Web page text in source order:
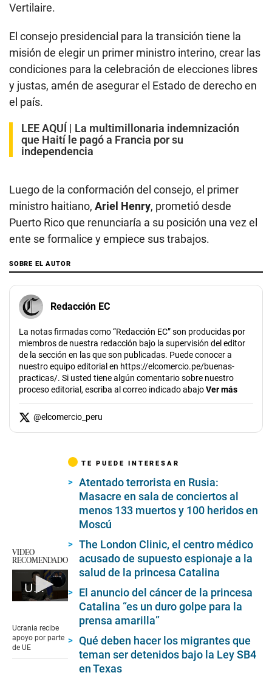
Vertilaire.
El consejo presidencial para la transición tiene la
misión de elegir un primer ministro interino, crear las
condiciones para la celebración de elecciones libres
y justas, amén de asegurar el Estado de derecho en
el país.
LEE AQUÍ | La multimillonaria indemnización
que Haití le pagó a Francia por su
independencia
Luego de la conformación del consejo, el primer
ministro haitiano, Ariel Henry, prometió desde
Puerto Rico que renunciaría a su posición una vez el
ente se formalice y empiece sus trabajos.
SOBRE EL AUTOR
Redacción EC
La notas firmadas como “Redacción EC” son producidas por
miembros de nuestra redacción bajo la supervisión del editor
de la sección en las que son publicadas. Puede conocer a
nuestro equipo editorial en https://elcomercio.pe/buenas-
practicas/. Si usted tiene algún comentario sobre nuestro
proceso editorial, escriba al correo indicado abajoVer más
@elcomercio_peru
VIDEO
RECOMENDADO
Ucrania recibe apoyo por parte de UE
of
1
minute,
Ucrania recibe
apoyo por parte
de UE
TE PUEDE INTERESAR
Atentado terrorista en Rusia:
Masacre en sala de conciertos al
menos 133 muertos y 100 heridos en
Moscú
The London Clinic, el centro médico
acusado de supuesto espionaje a la
salud de la princesa Catalina
El anuncio del cáncer de la princesa
Catalina “es un duro golpe para la
prensa amarilla”
Qué deben hacer los migrantes que
teman ser detenidos bajo la Ley SB4
en Texas